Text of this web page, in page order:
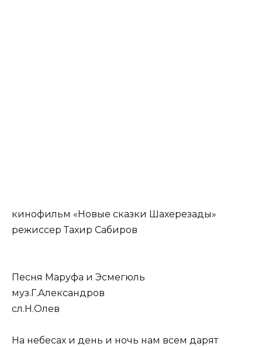
кинофильм «Новые сказки Шахерезады»
режиссер Тахир Сабиров
Песня Маруфа и Эсмегюль
муз.Г.Александров
сл.Н.Олев
На небесах и день и ночь нам всем дарят